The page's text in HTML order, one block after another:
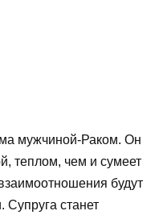
мужчиной-Раком. Он
теплом, чем и сумеет
будут
станет